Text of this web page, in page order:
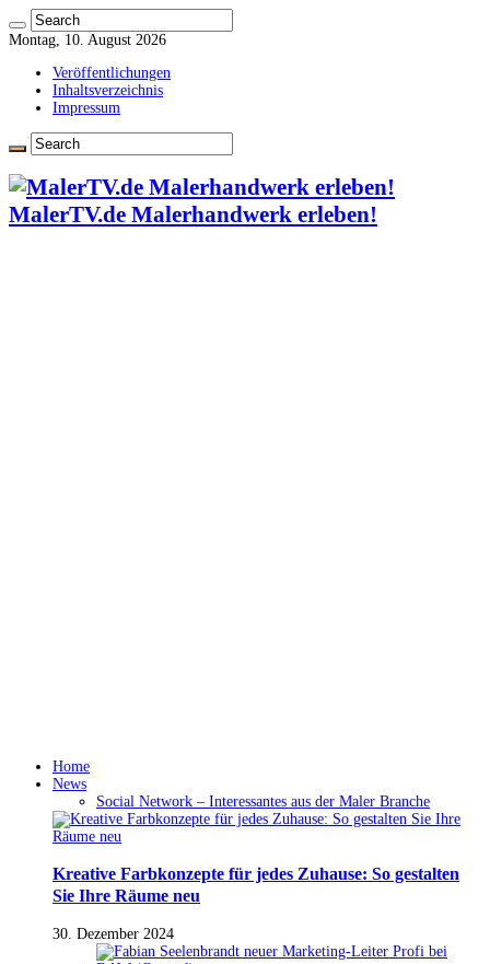
Montag, 10. August 2026
Veröffentlichungen
Inhaltsverzeichnis
Impressum
MalerTV.de Malerhandwerk erleben!
Home
News
Social Network – Interessantes aus der Maler Branche
Kreative Farbkonzepte für jedes Zuhause: So gestalten
Sie Ihre Räume neu
30. Dezember 2024